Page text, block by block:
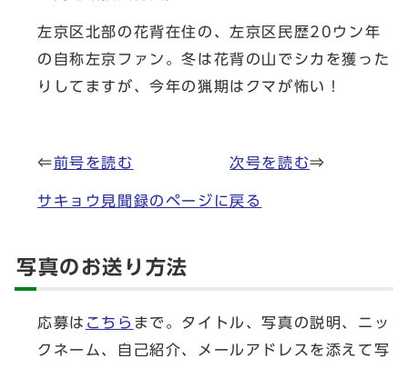
左京区北部の花背在住の、左京区民歴20ウン年
の自称左京ファン。冬は花背の山でシカを獲った
りしてますが、今年の猟期はクマが怖い！
⇐前号を読む 次号を読む⇒
サキョウ見聞録のページに戻る
写真のお送り方法
応募は こちら まで。タイトル、写真の説明、ニッ
クネーム、自己紹介、メールアドレスを添えて写